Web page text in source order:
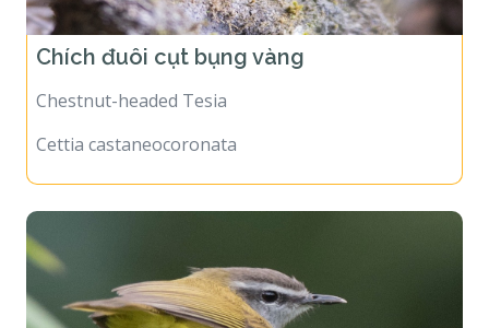
Chích đuôi cụt bụng vàng
Chestnut-headed Tesia
Cettia castaneocoronata